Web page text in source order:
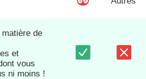
de
et
vous
ni moins !